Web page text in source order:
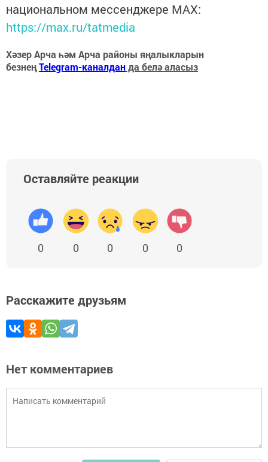
национальном мессенджере MАХ:
https://max.ru/tatmedia
Хәзер Арча һәм Арча районы яңалыкларын
безнеңTelegram-каналданда белә аласыз
Оставляйте реакции
0 0 0 0 0
Расскажите друзьям
Нет комментариев